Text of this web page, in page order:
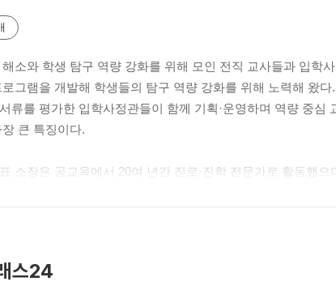
해소와 학생 탐구 역량 강화를 위해 모인 전직 교사들과 입학
그램을 개발해 학생들의 탐구 역량 강화를 위해 노력해 왔
류를 평가한 입학사정관들이 함께 기획·운영하며 역량 중심
큰 특징이다.
소장은 공교육에서 20여 년간 진로·진학 전문가로 활동했
, EBSi 강사 등 다양한 경험을 바탕으로 팀유니온만의 진로·
는 『합격 생기부 절대 원칙, 탐구력』, 『학생부 디자인과 자
스24